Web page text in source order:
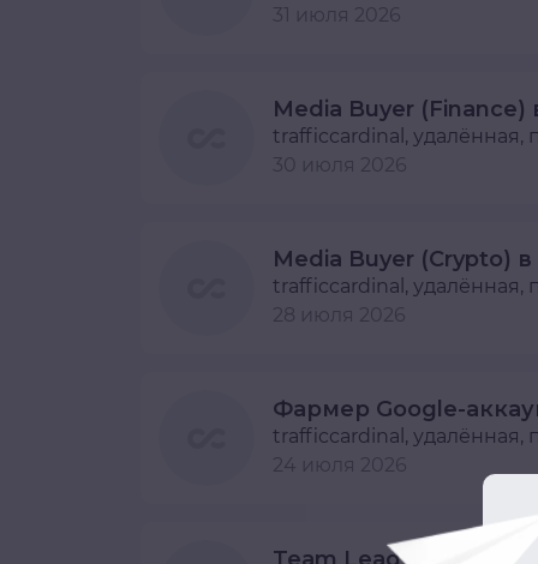
31 июля 2026
Media Buyer (Finance)
trafficcardinal , удалённая,
30 июля 2026
Media Buyer (Crypto) в
trafficcardinal , удалённая,
28 июля 2026
trafficcardinal , удалённая,
24 июля 2026